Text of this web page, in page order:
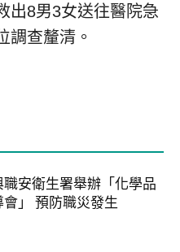
出8男3女送往醫院急
調查釐清。
安衛生署舉辦「化學品
」 預防職災發生